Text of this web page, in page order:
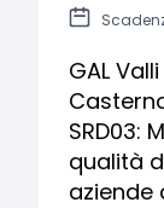
GAL
SRD03:
qualità
aziende